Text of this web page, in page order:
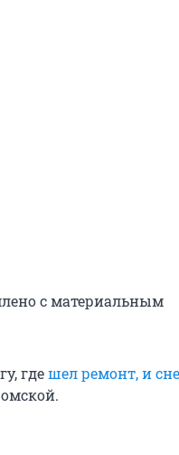
с материальным
гдешел ремонт, и